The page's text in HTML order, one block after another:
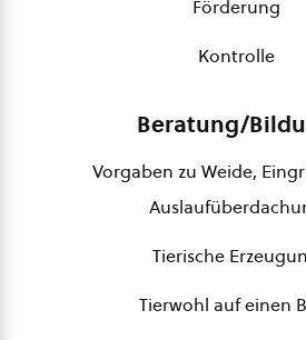
Förderung
Kontrolle
Beratung/
Vorgaben zu Weide,
Tierische
Tierwohl auf einen